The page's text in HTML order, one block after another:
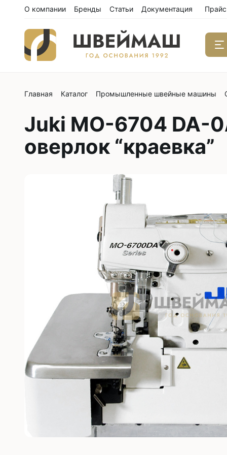
О компании Бренды Статьи Документация Прайс
С
С
С
Без
С
Машины
Главная Каталог Промышленные швейные машины
Juki MO-6704 DA-
оверлок “краевка”